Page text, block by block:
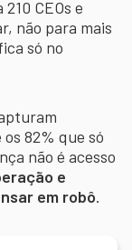
CEOs e
não para mais
só no
82% que só
não é acesso
e
em robô.